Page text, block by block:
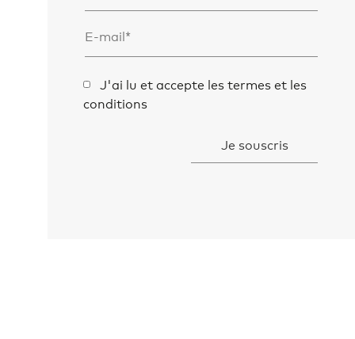
J'ai lu et accepte les termes et les
conditions